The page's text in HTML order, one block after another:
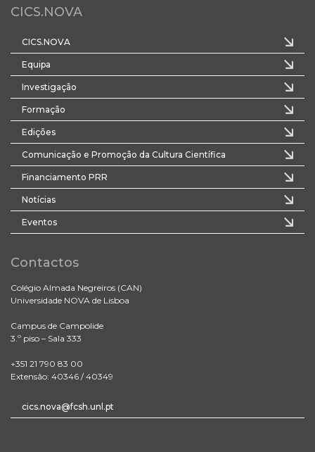
CICS.NOVA
CICS.NOVA
Equipa
Investigação
Formação
Edições
Comunicação e Promoção da Cultura Científica
Financiamento PRR
Notícias
Eventos
Contactos
Colégio Almada Negreiros (CAN)
Universidade NOVA de Lisboa
Campus de Campolide
3.º piso – Sala 333
+351 21 790 83 00
Extensão: 40346 / 40349
cics.nova@fcsh.unl.pt